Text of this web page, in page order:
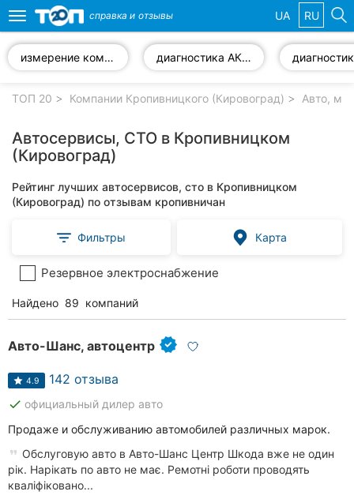
компании
рубрики:
клиники
Ветеринарные
клиники
Все
Toggle
navigation
справка и отзывы UA RU
измерение компрессии двигателя диагностика АКПП
ТОП 20 Компании Кропивницкого (Кировоград) Авто,
Автосервисы, СТО в Кропивницком
(Кировоград)
Рейтинг лучших автосервисов, сто в Кропивницком
(Кировоград) по отзывам кропивничан
Фильтры Карта
Резервное электроснабжение
Найдено 89 компаний
Авто-Шанс, автоцентр
4.9 142 отзыва
done официальный дилер авто
Продаже и обслуживанию автомобилей различных марок.
Обслуговую авто в Авто-Шанс Центр Шкода вже не один
рік. Нарікать по авто не має. Ремотні роботи проводять
кваліфіковано...